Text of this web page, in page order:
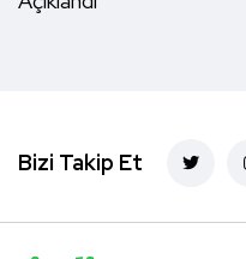
Bizi Takip Et